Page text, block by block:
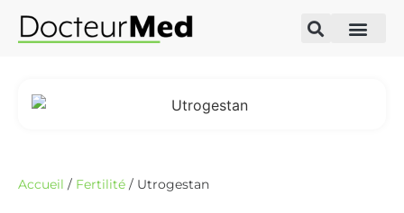
Accueil / Fertilité / Utrogestan